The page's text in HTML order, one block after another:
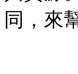
同，來